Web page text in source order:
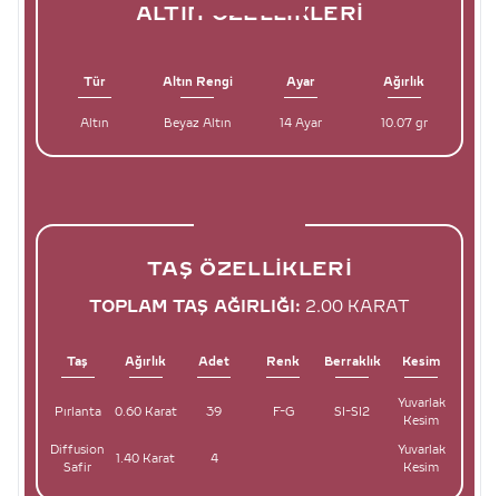
ALTIN ÖZELLIKLERI
Tür Altın Rengi Ayar Ağırlık
Altın Beyaz Altın 14 Ayar 10.07 gr
TAŞ ÖZELLIKLERI
TOPLAM TAŞ AĞIRLIĞI: 2.00 KARAT
Taş Ağırlık Adet Renk Berraklık Kesim
Pırlanta 0.60 Karat 39 F-G SI-SI2
Yuvarlak
Kesim
Diffusion
Safir
1.40 Karat 4
Yuvarlak
Kesim